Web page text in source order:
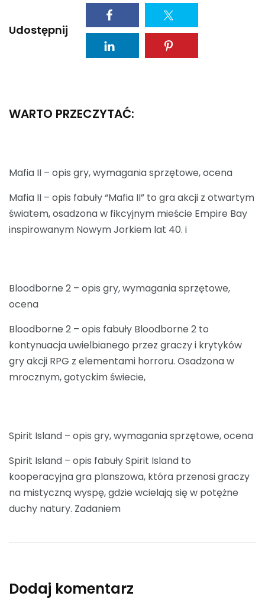
Udostępnij
WARTO PRZECZYTAĆ:
Mafia II – opis gry, wymagania sprzętowe, ocena
Mafia II – opis fabuły “Mafia II” to gra akcji z otwartym
światem, osadzona w fikcyjnym mieście Empire Bay
inspirowanym Nowym Jorkiem lat 40. i
Bloodborne 2 – opis gry, wymagania sprzętowe,
ocena
Bloodborne 2 – opis fabuły Bloodborne 2 to
kontynuacja uwielbianego przez graczy i krytyków
gry akcji RPG z elementami horroru. Osadzona w
mrocznym, gotyckim świecie,
Spirit Island – opis gry, wymagania sprzętowe, ocena
Spirit Island – opis fabuły Spirit Island to
kooperacyjna gra planszowa, która przenosi graczy
na mistyczną wyspę, gdzie wcielają się w potężne
duchy natury. Zadaniem
Dodaj komentarz